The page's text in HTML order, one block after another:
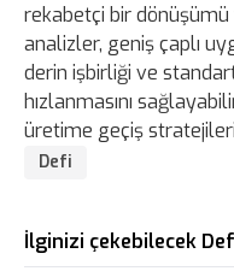
rekabetçi bir
analizler, geniş çaplı
derin işbirliği ve
hızlanmasını
üretime geçiş
Defi
İlginizi çekebilecek